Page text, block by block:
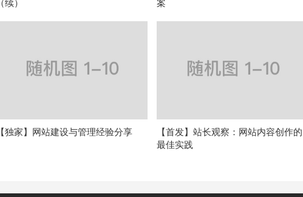
（续）
案
【独家】网站建设与管理经验分享
【首发】站长观察：网站内容创作的
最佳实践